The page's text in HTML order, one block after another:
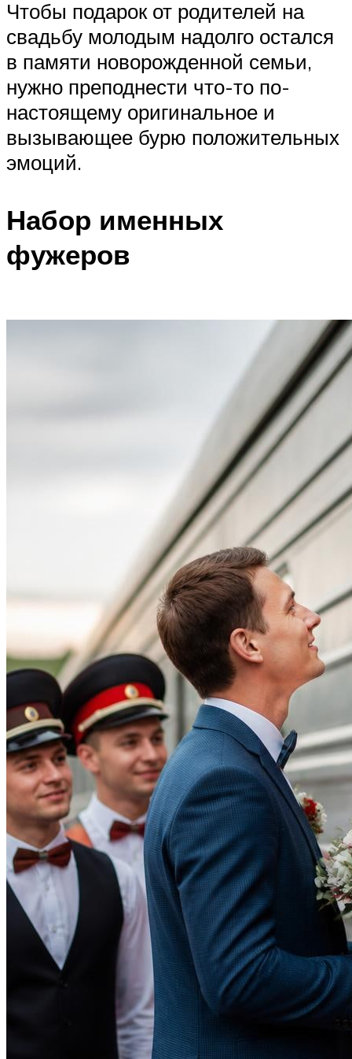
Чтобы подарок от родителей на
свадьбу молодым надолго остался
в памяти новорожденной семьи,
нужно преподнести что-то по-
настоящему оригинальное и
вызывающее бурю положительных
эмоций.
Набор именных
фужеров